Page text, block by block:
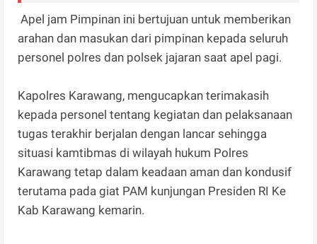
Apel jam Pimpinan ini bertujuan untuk memberikan
arahan dan masukan dari pimpinan kepada seluruh
personel polres dan polsek jajaran saat apel pagi.
Kapolres Karawang, mengucapkan terimakasih
kepada personel tentang kegiatan dan pelaksanaan
tugas terakhir berjalan dengan lancar sehingga
situasi kamtibmas di wilayah hukum Polres
Karawang tetap dalam keadaan aman dan kondusif
terutama pada giat PAM kunjungan Presiden RI Ke
Kab Karawang kemarin.